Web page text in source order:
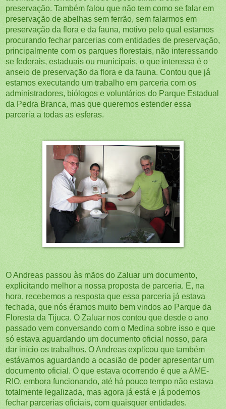
preservação. Também falou que não tem como se falar em
preservação de abelhas sem ferrão, sem falarmos em
preservação da flora e da fauna, motivo pelo qual estamos
procurando fechar parcerias com entidades de preservação,
principalmente com os parques florestais, não interessando
se federais, estaduais ou municipais, o que interessa é o
anseio de preservação da flora e da fauna. Contou que já
estamos executando um trabalho em parceria com os
administradores, biólogos e voluntários do Parque Estadual
da Pedra Branca, mas que queremos estender essa
parceria a todas as esferas.
O Andreas passou às mãos do Zaluar um documento,
explicitando melhor a nossa proposta de parceria. E, na
hora, recebemos a resposta que essa parceria já estava
fechada, que nós éramos muito bem vindos ao Parque da
Floresta da Tijuca. O Zaluar nos contou que desde o ano
passado vem conversando com o Medina sobre isso e que
só estava aguardando um documento oficial nosso, para
dar início os trabalhos. O Andreas explicou que também
estávamos aguardando a ocasião de poder apresentar um
documento oficial. O que estava ocorrendo é que a AME-
RIO, embora funcionando, até há pouco tempo não estava
totalmente legalizada, mas agora já está e já podemos
fechar parcerias oficiais, com quaisquer entidades.